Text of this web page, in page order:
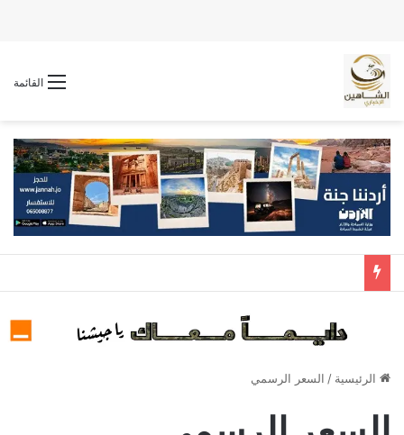
القائمة
الرئيسية / السعر الرسمي